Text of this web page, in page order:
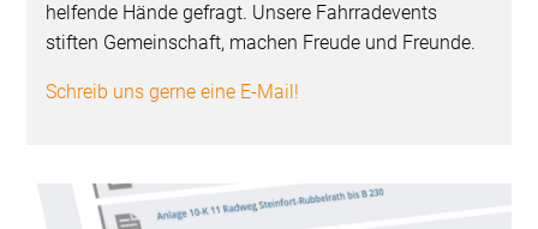
helfende Hände gefragt. Unsere Fahrradevents
stiften Gemeinschaft, machen Freude und Freunde.
Schreib uns gerne eine E-Mail!